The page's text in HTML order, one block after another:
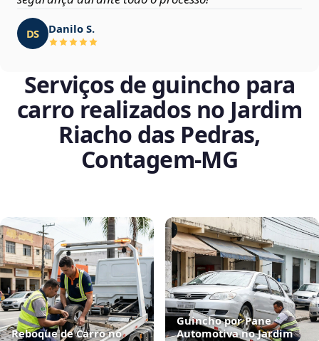
DS Danilo S.
Serviços de guincho para
carro realizados no Jardim
Riacho das Pedras,
Contagem‑MG
Reboque de Carro no
Guincho por Pane
Automotiva no Jardim